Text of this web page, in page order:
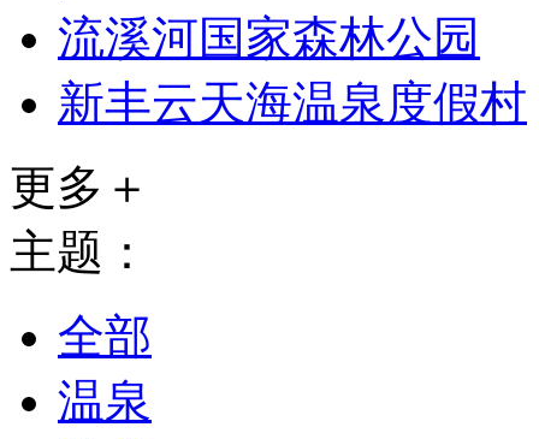
流溪河国家森林公园
新丰云天海温泉度假村
更多＋
主题：
全部
温泉